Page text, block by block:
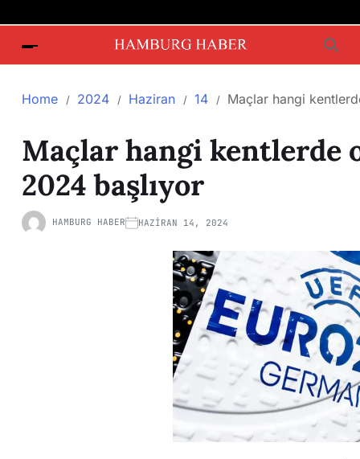
Home 2024 Haziran 14 Maçlar hangi
Maçlar hangi kentlerde
2024 başlıyor
HAMBURG HABER HAZIRAN 14, 2024